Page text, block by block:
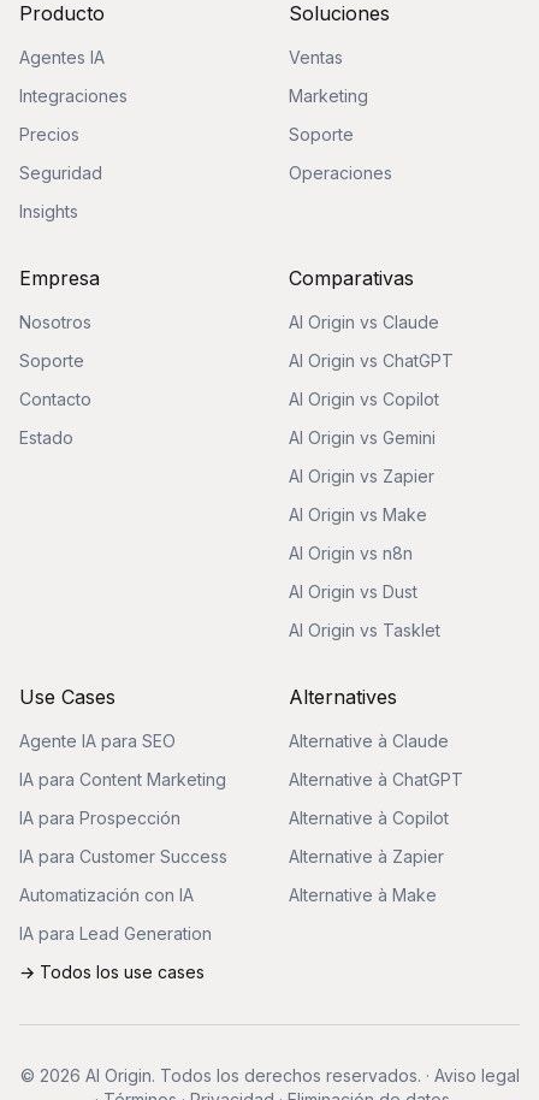
Producto
Agentes IA
Integraciones
Precios
Seguridad
Insights
Soluciones
Ventas
Marketing
Soporte
Operaciones
Empresa
Nosotros
Soporte
Contacto
Estado
Comparativas
AI Origin vs Claude
AI Origin vs ChatGPT
AI Origin vs Copilot
AI Origin vs Gemini
AI Origin vs Zapier
AI Origin vs Make
AI Origin vs n8n
AI Origin vs Dust
AI Origin vs Tasklet
Use Cases
Agente IA para SEO
IA para Content Marketing
IA para Prospección
IA para Customer Success
Automatización con IA
IA para Lead Generation
→ Todos los use cases
Alternatives
Alternative à Claude
Alternative à ChatGPT
Alternative à Copilot
Alternative à Zapier
Alternative à Make
© 2026 AI Origin. Todos los derechos reservados. · Aviso legal